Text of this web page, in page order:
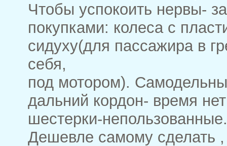
Чтобы успокоить нервы-
покупками: колеса с
сидуху(для пассажира в
себя,
под мотором).
дальний кордон- время
шестерки-
Дешевле самому сделать ,